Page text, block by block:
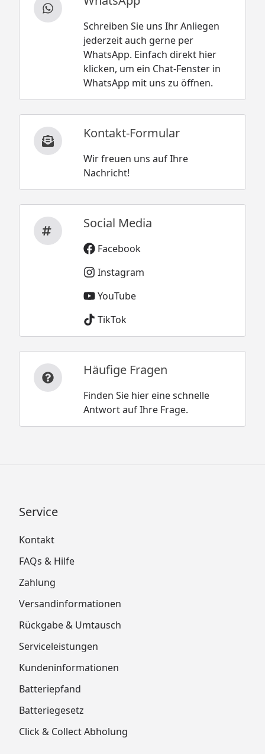
Schreiben Sie uns Ihr Anliegen
jederzeit auch gerne per
WhatsApp. Einfach direkt hier
klicken, um ein Chat-Fenster in
WhatsApp mit uns zu öffnen.
Kontakt-Formular
Wir freuen uns auf Ihre
Nachricht!
Social Media
Facebook
Instagram
YouTube
TikTok
Häufige Fragen
Finden Sie hier eine schnelle
Antwort auf Ihre Frage.
Service
Kontakt
FAQs & Hilfe
Zahlung
Versandinformationen
Rückgabe & Umtausch
Serviceleistungen
Kundeninformationen
Batteriepfand
Batteriegesetz
Click & Collect Abholung